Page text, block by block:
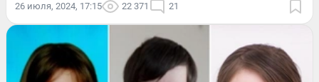
26 июля, 2024, 17:15 22 371 21